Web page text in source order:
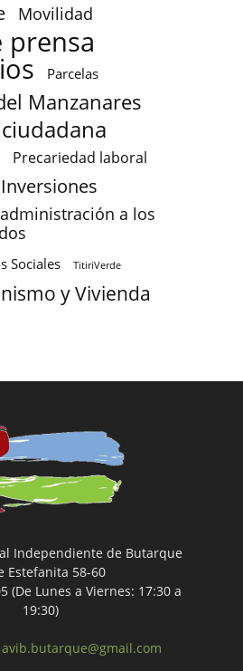
Movilidad
prensa
Parcelas
Manzanares
Precariedad laboral
a los
Sociales TitiriVerde
y Vivienda
Independiente de Butarque
Estefanita 58-60
(De Lunes a Viernes: 17:30 a
19:30)
avib.butarque@gmail.com